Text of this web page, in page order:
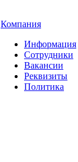
Компания
Информация
Сотрудники
Вакансии
Реквизиты
Политика